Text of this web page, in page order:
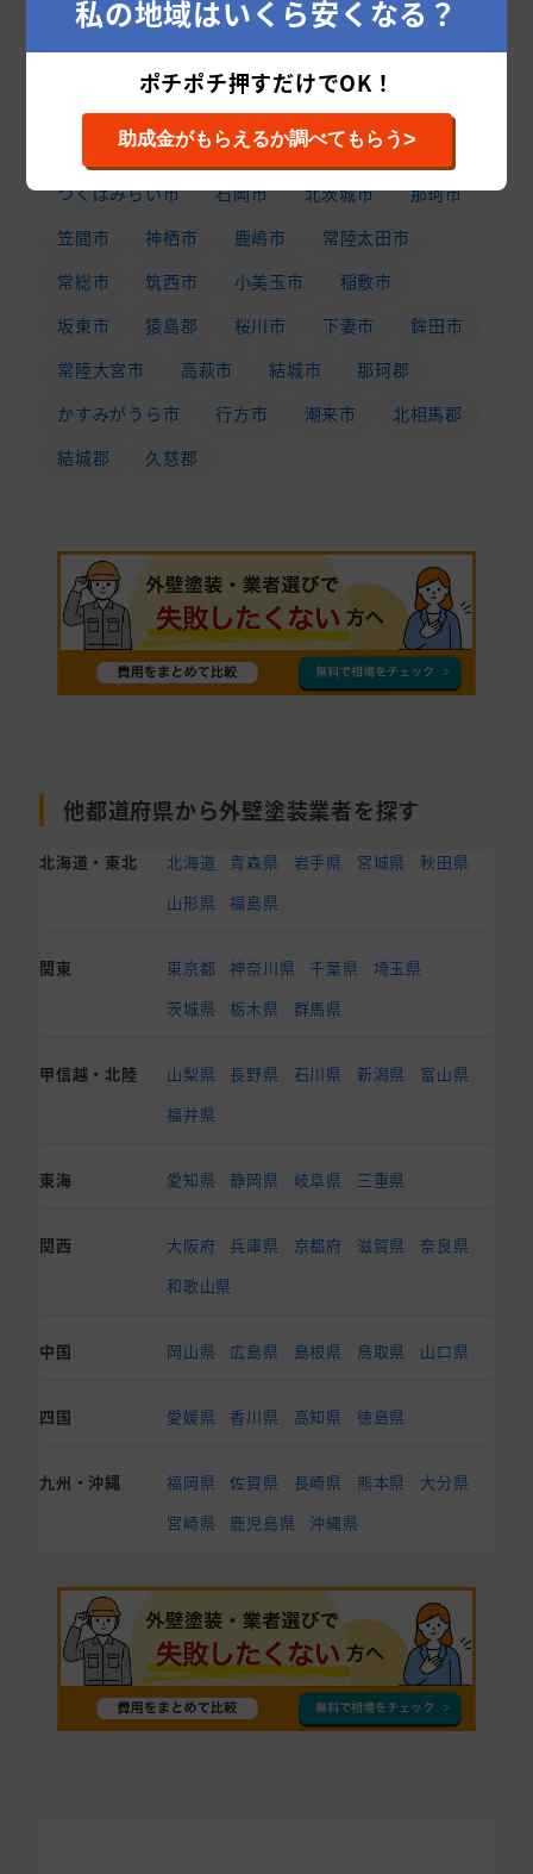
守谷市 東茨城郡
牛久市
つくばみらい市
石岡市 北茨城市
那珂市
笠間市
神栖市 鹿嶋市
常陸太田市
常総市
筑西市 小美玉市
稲敷市
坂東市
猿島郡 桜川市 下妻市
鉾田市
常陸大宮市
高萩市 結城市
那珂郡
かすみがうら市
行方市 潮来市
北相馬郡
結城郡
久慈郡
他都道府県から外壁塗装業者を探す
北海道・東北 北海道 青森県 岩手県 宮城県
秋田県
山形県
福島県
関東 東京都 神奈川県 千葉県
埼玉県
茨城県
栃木県 群馬県
甲信越・北陸 山梨県 長野県 石川県 新潟県
富山県
福井県
東海 愛知県 静岡県 岐阜県 三重県
関西 大阪府 兵庫県 京都府 滋賀県
奈良県
和歌山県
中国 岡山県 広島県 島根県 鳥取県 山口県
四国 愛媛県 香川県 高知県 徳島県
九州・沖縄 福岡県 佐賀県 長崎県 熊本県
大分県
宮崎県
鹿児島県 沖縄県
私の地域はいくら安くなる？
ポチポチ押すだけでOK！
助成金がもらえるか調べてもらう>